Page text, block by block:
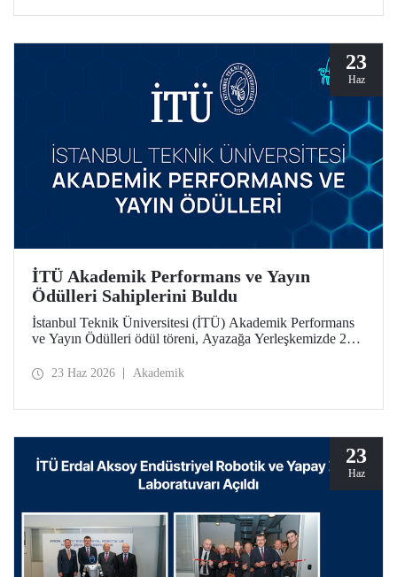
23
Haz
İTÜ Akademik Performans ve Yayın
Ödülleri Sahiplerini Buldu
İstanbul Teknik Üniversitesi (İTÜ) Akademik Performans
ve Yayın Ödülleri ödül töreni, Ayazağa Yerleşkemizde 22
23 Haz 2026 Akademik
23
Haz